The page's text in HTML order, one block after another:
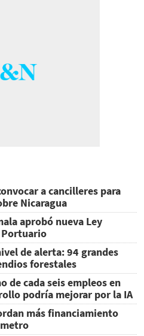
a cancilleres para
Nicaragua
aprobó nueva Ley
Portuario
de alerta: 94 grandes
forestales
de cada seis empleos en
podría mejorar por la IA
más financiamiento